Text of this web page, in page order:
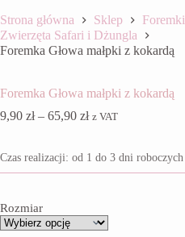
Strona główna Sklep
Foremki
Zwierzęta Safari i Dżungla
Foremka Głowa małpki z kokardą
Foremka Głowa małpki z kokardą
9,90 zł – 65,90 złZakres
9,90 zł
do
z VAT
Czas realizacji: od 1 do 3 dni roboczych
Rozmiar